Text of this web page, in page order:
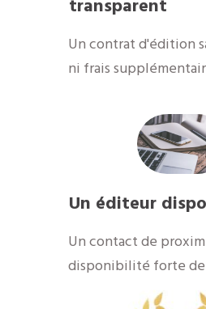
transparent
Un contrat d'édition
ni frais
Un éditeur
​Un contact de
disponibilité forte